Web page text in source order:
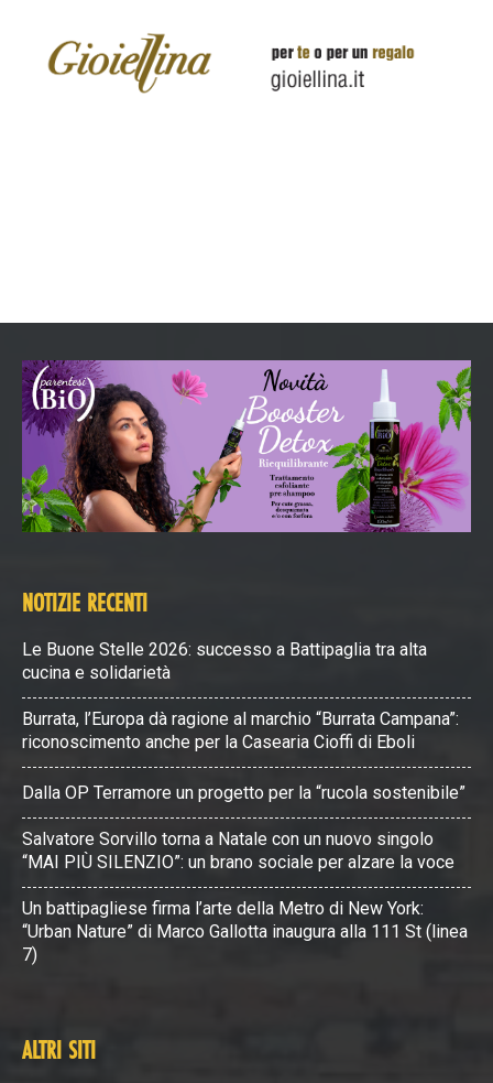
NOTIZIE RECENTI
Le Buone Stelle 2026: successo a Battipaglia tra alta
cucina e solidarietà
Burrata, l’Europa dà ragione al marchio “Burrata Campana”:
riconoscimento anche per la Casearia Cioffi di Eboli
Dalla OP Terramore un progetto per la “rucola sostenibile”
Salvatore Sorvillo torna a Natale con un nuovo singolo
“MAI PIÙ SILENZIO”: un brano sociale per alzare la voce
Un battipagliese firma l’arte della Metro di New York:
“Urban Nature” di Marco Gallotta inaugura alla 111 St (linea
7)
ALTRI SITI